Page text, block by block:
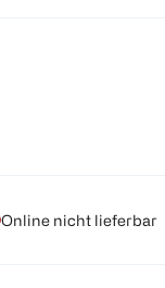
Online nicht lieferbar